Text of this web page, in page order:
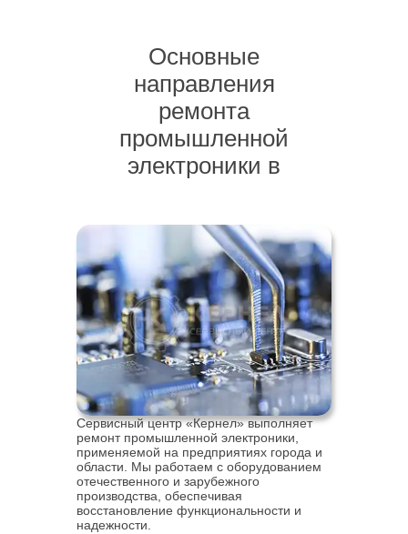
Основные
направления
ремонта
промышленной
электроники в
Сервисный центр «Кернел» выполняет
ремонт промышленной электроники,
применяемой на предприятиях города и
области. Мы работаем с оборудованием
отечественного и зарубежного
производства, обеспечивая
восстановление функциональности и
надежности.